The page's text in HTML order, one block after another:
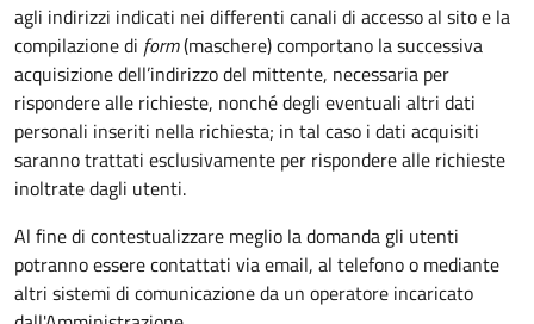
agli indirizzi indicati nei differenti canali di accesso al sito e la
compilazione di form(maschere) comportano la successiva
acquisizione dell’indirizzo del mittente, necessaria per
rispondere alle richieste, nonché degli eventuali altri dati
personali inseriti nella richiesta; in tal caso i dati acquisiti
saranno trattati esclusivamente per rispondere alle richieste
inoltrate dagli utenti.
Al fine di contestualizzare meglio la domanda gli utenti
potranno essere contattati via email, al telefono o mediante
altri sistemi di comunicazione da un operatore incaricato